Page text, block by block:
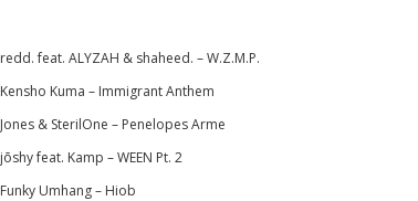
redd. feat. ALYZAH & shaheed. – W.Z.M.P.
Kensho Kuma – Immigrant Anthem
Jones & SterilOne – Penelopes Arme
jōshy feat. Kamp – WEEN Pt. 2
Funky Umhang – Hiob